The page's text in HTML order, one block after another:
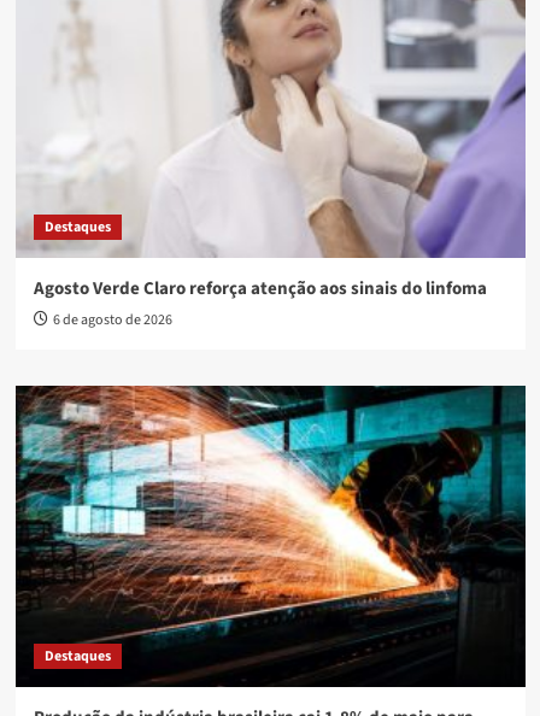
Destaques
Agosto Verde Claro reforça atenção aos sinais do linfoma
6 de agosto de 2026
Destaques